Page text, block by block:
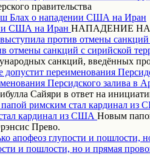
правительства
Блах о нападении США на Иран
НАПАДЕНИЕ
против отмены
санкций, введённых
допустит переименования
Сайяри в ответ на
римским стал кардинал из
Новым
Прево.
апофеоз глупости и пошлости,